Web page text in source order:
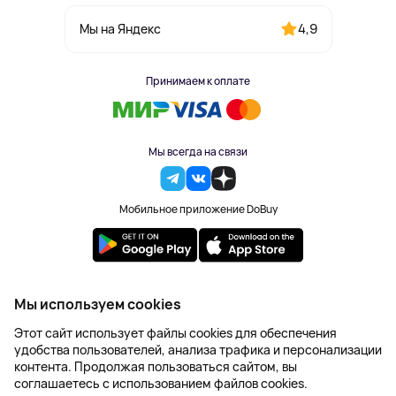
Мы на Яндекс 4,9
Принимаем к оплате
Мы всегда на связи
Мобильное приложение DoBuy
2023-2026 © DoBuy. Все права защищены
Правила обработки персональных данных
Пользовательское соглашение
Оферта
Создание сайта – NetLab
Мы используем cookies
Этот сайт использует файлы cookies для обеспечения
удобства пользователей, анализа трафика и персонализации
контента. Продолжая пользоваться сайтом, вы
соглашаетесь с использованием файлов cookies.